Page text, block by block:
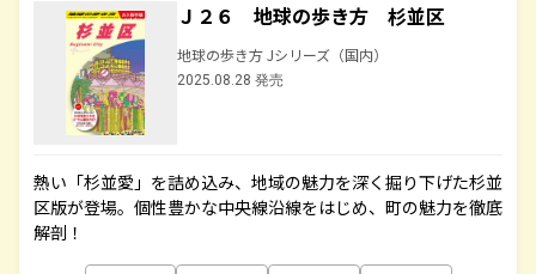
Ｊ２６ 地球の歩き方 杉並区
地球の歩き方 Jシリーズ（国内）
2025.08.28 発売
熱い「杉並愛」を詰め込み、地域の魅力を深く掘り下げた杉並
区版が登場。個性豊かな中央線沿線をはじめ、町の魅力を徹底
解剖！